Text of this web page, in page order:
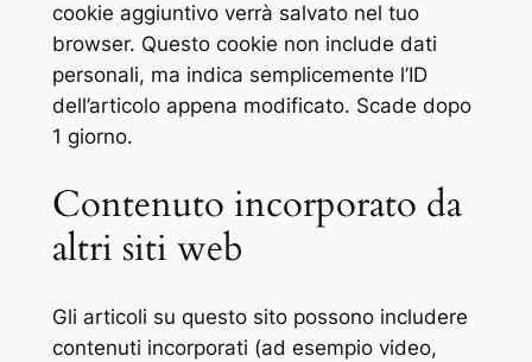
cookie aggiuntivo verrà salvato nel tuo
browser. Questo cookie non include dati
personali, ma indica semplicemente l’ID
dell’articolo appena modificato. Scade dopo
1 giorno.
Contenuto incorporato da
altri siti web
Gli articoli su questo sito possono includere
contenuti incorporati (ad esempio video,